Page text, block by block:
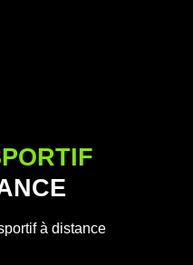
à distance